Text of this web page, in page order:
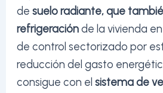
desuelo radiante, que
refrigeraciónde la vivienda
de control sectorizado por
reducción del gasto
consigue con elsistema de